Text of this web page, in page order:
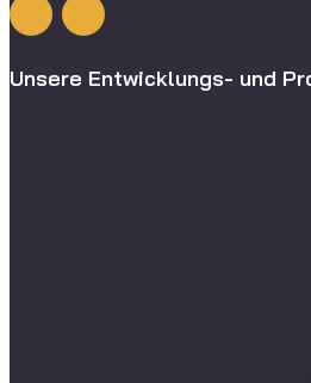
Unsere Entwicklungs- und